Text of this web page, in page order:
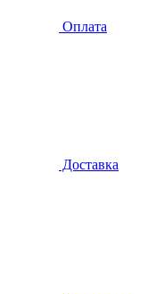
Оплата
Доставка